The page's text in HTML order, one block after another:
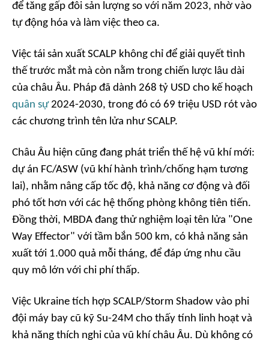
để tăng gấp đôi sản lượng so với năm 2023, nhờ vào
tự động hóa và làm việc theo ca.
Việc tái sản xuất SCALP không chỉ để giải quyết tình
thế trước mắt mà còn nằm trong chiến lược lâu dài
của châu Âu. Pháp đã dành 268 tỷ USD cho kế hoạch
quân sự2024-2030, trong đó có 69 triệu USD rót vào
các chương trình tên lửa như SCALP.
Châu Âu hiện cũng đang phát triển thế hệ vũ khí mới:
dự án FC/ASW (vũ khí hành trình/chống hạm tương
lai), nhằm nâng cấp tốc độ, khả năng cơ động và đối
phó tốt hơn với các hệ thống phòng không tiên tiến.
Đồng thời, MBDA đang thử nghiệm loại tên lửa "One
Way Effector" với tầm bắn 500 km, có khả năng sản
xuất tới 1.000 quả mỗi tháng, để đáp ứng nhu cầu
quy mô lớn với chi phí thấp.
Việc Ukraine tích hợp SCALP/Storm Shadow vào phi
đội máy bay cũ kỹ Su-24M cho thấy tính linh hoạt và
khả năng thích nghi của vũ khí châu Âu. Dù không có